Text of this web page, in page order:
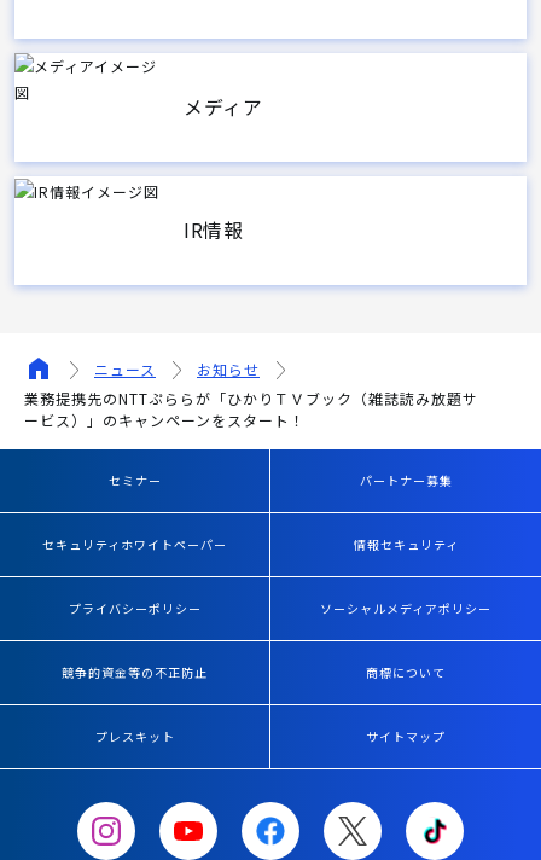
メディア
IR情報
ニュース
お知らせ
業務提携先のNTTぷららが「ひかりＴＶブック（雑誌読み放題サ
ービス）」のキャンペーンをスタート！
セミナー パートナー募集
セキュリティホワイトペーパー 情報セキュリティ
プライバシーポリシー ソーシャルメディアポリシー
競争的資金等の不正防止 商標について
プレスキット サイトマップ